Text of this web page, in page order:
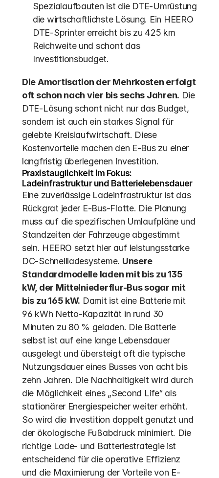
Spezialaufbauten ist die DTE-Umrüstung
die wirtschaftlichste Lösung. Ein HEERO
DTE-Sprinter erreicht bis zu 425 km
Reichweite und schont das
Investitionsbudget.
Die Amortisation der Mehrkosten erfolgt
oft schon nach vier bis sechs Jahren. Die
DTE-Lösung schont nicht nur das Budget,
sondern ist auch ein starkes Signal für
gelebte Kreislaufwirtschaft. Diese
Kostenvorteile machen den E-Bus zu einer
langfristig überlegenen Investition.
Praxistauglichkeit im Fokus:
Ladeinfrastruktur und Batterielebensdauer
Eine zuverlässige Ladeinfrastruktur ist das
Rückgrat jeder E-Bus-Flotte. Die Planung
muss auf die spezifischen Umlaufpläne und
Standzeiten der Fahrzeuge abgestimmt
sein. HEERO setzt hier auf leistungsstarke
DC-Schnellladesysteme. Unsere
Standardmodelle laden mit bis zu 135
kW, der Mittelniederflur-Bus sogar mit
bis zu 165 kW. Damit ist eine Batterie mit
96 kWh Netto-Kapazität in rund 30
Minuten zu 80 % geladen. Die Batterie
selbst ist auf eine lange Lebensdauer
ausgelegt und übersteigt oft die typische
Nutzungsdauer eines Busses von acht bis
zehn Jahren. Die Nachhaltigkeit wird durch
die Möglichkeit eines „Second Life“ als
stationärer Energiespeicher weiter erhöht.
So wird die Investition doppelt genutzt und
der ökologische Fußabdruck minimiert. Die
richtige Lade- und Batteriestrategie ist
entscheidend für die operative Effizienz
und die Maximierung der Vorteile von E-